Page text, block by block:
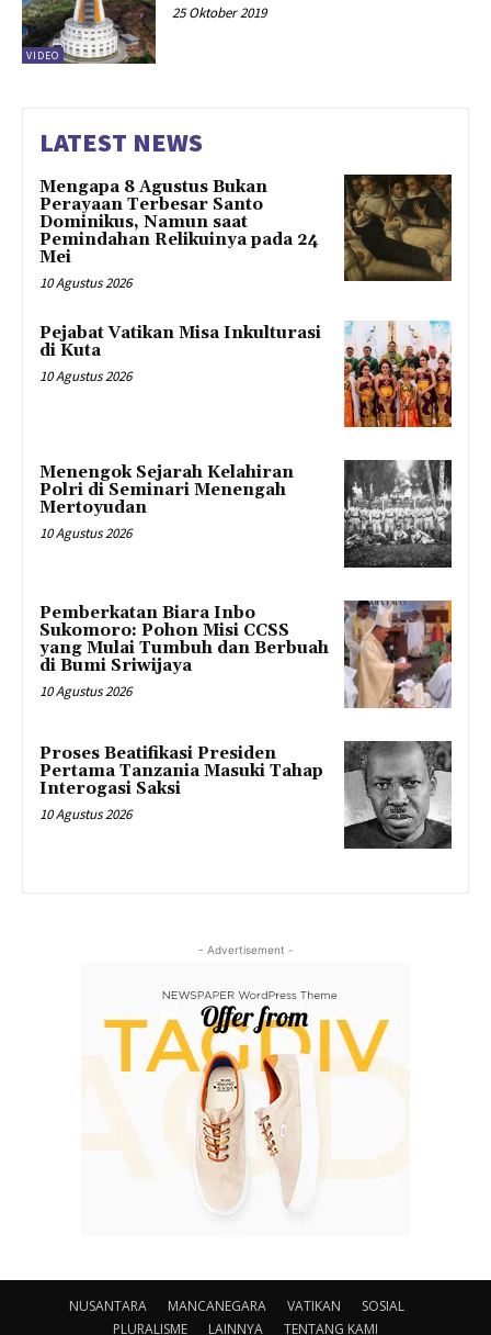
VIDEO
25 Oktober 2019
LATEST NEWS
Mengapa 8 Agustus Bukan
Perayaan Terbesar Santo
Dominikus, Namun saat
Pemindahan Relikuinya pada 24
Mei
10 Agustus 2026
Pejabat Vatikan Misa Inkulturasi
di Kuta
10 Agustus 2026
Menengok Sejarah Kelahiran
Polri di Seminari Menengah
Mertoyudan
10 Agustus 2026
Pemberkatan Biara Inbo
Sukomoro: Pohon Misi CCSS
yang Mulai Tumbuh dan Berbuah
di Bumi Sriwijaya
10 Agustus 2026
Proses Beatifikasi Presiden
Pertama Tanzania Masuki Tahap
Interogasi Saksi
10 Agustus 2026
- Advertisement -
NUSANTARA MANCANEGARA VATIKAN
SOSIAL
PLURALISME
LAINNYA TENTANG KAMI